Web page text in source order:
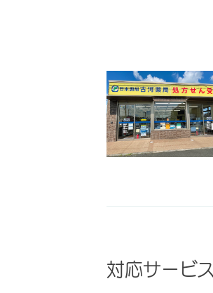
対応サービス